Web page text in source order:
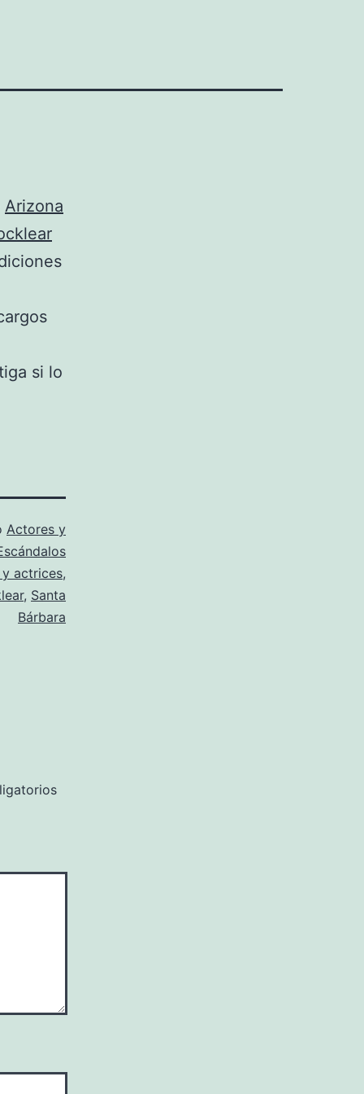
Arizona
si lo
Actores y
actrices,
, Santa
Bárbara